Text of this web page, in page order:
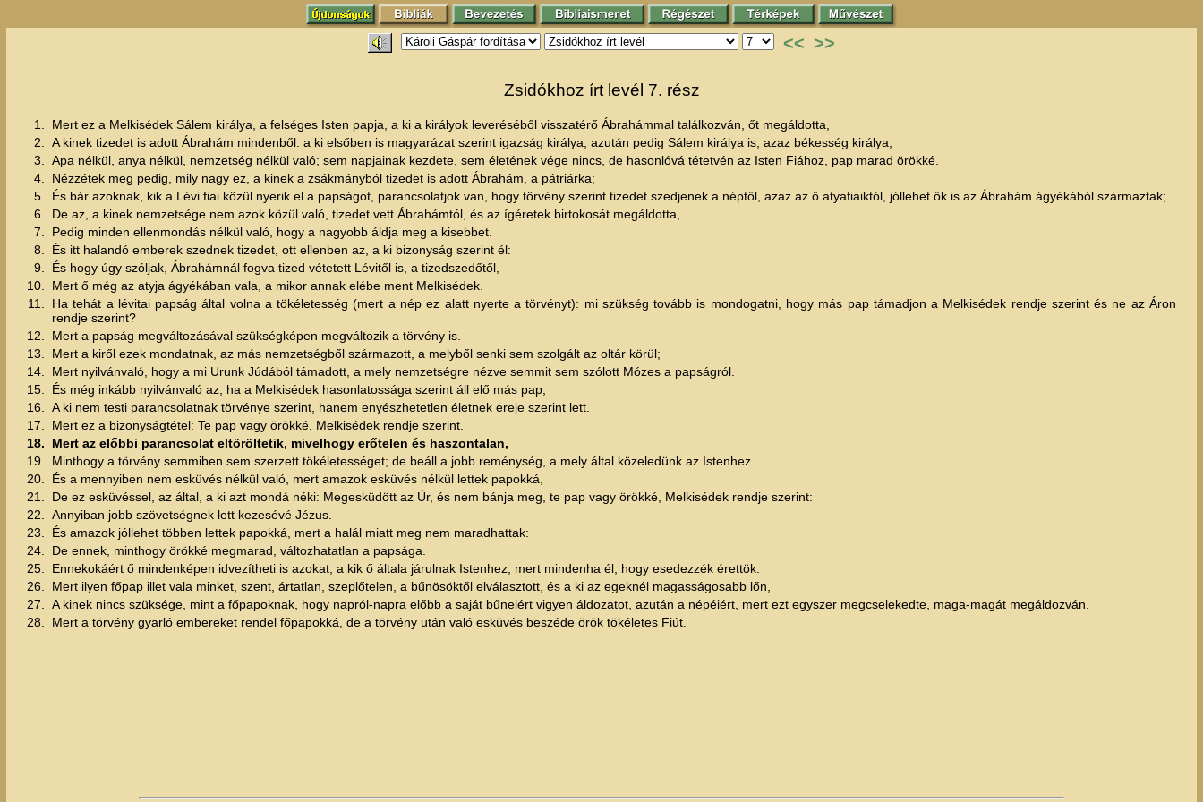
<< >>
Zsidókhoz írt levél 7. rész
1.
Mert ez a Melkisédek Sálem királya, a felséges Isten papja, a ki a királyok leveréséből visszatérő Ábrahámmal találkozván, őt megáldotta,
2.
A kinek tizedet is adott Ábrahám mindenből: a ki elsőben is magyarázat szerint igazság királya, azután pedig Sálem királya is, azaz békesség királya,
3.
Apa nélkül, anya nélkül, nemzetség nélkül való; sem napjainak kezdete, sem életének vége nincs, de hasonlóvá tétetvén az Isten Fiához, pap marad örökké.
4.
Nézzétek meg pedig, mily nagy ez, a kinek a zsákmányból tizedet is adott Ábrahám, a pátriárka;
5.
És bár azoknak, kik a Lévi fiai közül nyerik el a papságot, parancsolatjok van, hogy törvény szerint tizedet szedjenek a néptől, azaz az ő atyafiaiktól, jóllehet ők is az Ábrahám ágyékából származtak;
6.
De az, a kinek nemzetsége nem azok közül való, tizedet vett Ábrahámtól, és az ígéretek birtokosát megáldotta,
7.
Pedig minden ellenmondás nélkül való, hogy a nagyobb áldja meg a kisebbet.
8.
És itt halandó emberek szednek tizedet, ott ellenben az, a ki bizonyság szerint él:
9.
És hogy úgy szóljak, Ábrahámnál fogva tized vétetett Lévitől is, a tizedszedőtől,
10.
Mert ő még az atyja ágyékában vala, a mikor annak elébe ment Melkisédek.
11.
Ha tehát a lévitai papság által volna a tökéletesség (mert a nép ez alatt nyerte a törvényt): mi szükség tovább is mondogatni, hogy más pap támadjon a Melkisédek rendje szerint és ne az Áron
rendje szerint?
12.
Mert a papság megváltozásával szükségképen megváltozik a törvény is.
13.
Mert a kiről ezek mondatnak, az más nemzetségből származott, a melyből senki sem szolgált az oltár körül;
14.
Mert nyilvánvaló, hogy a mi Urunk Júdából támadott, a mely nemzetségre nézve semmit sem szólott Mózes a papságról.
15.
És még inkább nyilvánvaló az, ha a Melkisédek hasonlatossága szerint áll elő más pap,
16.
A ki nem testi parancsolatnak törvénye szerint, hanem enyészhetetlen életnek ereje szerint lett.
17.
Mert ez a bizonyságtétel: Te pap vagy örökké, Melkisédek rendje szerint.
18.
Mert az előbbi parancsolat eltöröltetik, mivelhogy erőtelen és haszontalan,
19.
Minthogy a törvény semmiben sem szerzett tökéletességet; de beáll a jobb reménység, a mely által közeledünk az Istenhez.
20.
És a mennyiben nem esküvés nélkül való, mert amazok esküvés nélkül lettek papokká,
21.
De ez esküvéssel, az által, a ki azt mondá néki: Megesküdött az Úr, és nem bánja meg, te pap vagy örökké, Melkisédek rendje szerint:
22.
Annyiban jobb szövetségnek lett kezesévé Jézus.
23.
És amazok jóllehet többen lettek papokká, mert a halál miatt meg nem maradhattak:
24.
De ennek, minthogy örökké megmarad, változhatatlan a papsága.
25.
Ennekokáért ő mindenképen idvezítheti is azokat, a kik ő általa járulnak Istenhez, mert mindenha él, hogy esedezzék érettök.
26.
Mert ilyen főpap illet vala minket, szent, ártatlan, szeplőtelen, a bűnösöktől elválasztott, és a ki az egeknél magasságosabb lőn,
27.
A kinek nincs szüksége, mint a főpapoknak, hogy napról-napra előbb a saját bűneiért vigyen áldozatot, azután a népéiért, mert ezt egyszer megcselekedte, maga-magát megáldozván.
28.
Mert a törvény gyarló embereket rendel főpapokká, de a törvény után való esküvés beszéde örök tökéletes Fiút.